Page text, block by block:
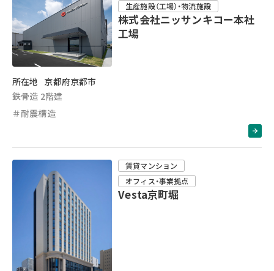
生産施設（工場）・物流施設
株式会社ニッサンキコー本社
工場
所在地 京都府京都市
鉄骨造 2階建
＃耐震構造
賃貸マンション
オフィス・事業拠点
Vesta京町堀